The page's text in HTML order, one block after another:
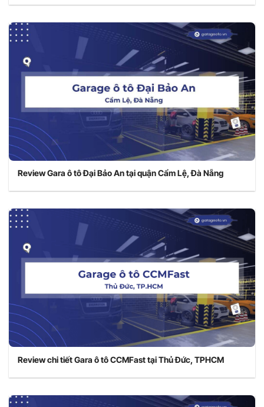
Review Gara ô tô Đại Bảo An tại quận Cẩm Lệ, Đà Nẵng
Review chi tiết Gara ô tô CCMFast tại Thủ Đức, TPHCM